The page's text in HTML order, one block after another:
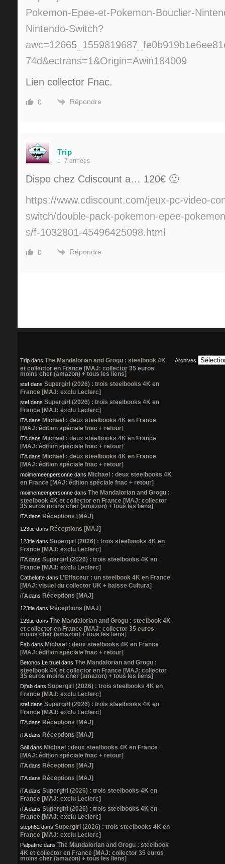
Pokemon-Epee-et-Pokemon-Bouclier-
Nintendo-Switch?
74d&ectrans=1&Origin=Awin184009
Lien collector Fnac.
0 Répondre
Trip
7 années
Dispo chez Cdiscount a… 120€ 🙂
https://www.cdiscount.com/jeux-pc-video-
switch/double-pack-pokemon-epee-
s/f-1032801-45496425098.html
0 Répondre
Trip dans The Mandalorian and Grogu : steelbook 4K
et collector en France [MAJ: collector 35 euros
moins cher (amazon) + tous les liens]
stef dans Supergirl (2026) : trois steelbooks 4K en
France [MAJ: exclu Leclerc]
stef dans Supergirl (2026) : trois steelbooks 4K en
France [MAJ: exclu Leclerc]
iTAdans Michael : deux steelbooks 4K en France
[MAJ: édition spéciale fnac + retour]
iTAdans Michael : deux steelbooks 4K en France
[MAJ: édition spéciale fnac + retour]
iTAdans Michael : deux steelbooks 4K en France
[MAJ: édition spéciale fnac + retour]
moimemeenpersonne dans Michael : deux steelbooks 4K
en France [MAJ: édition spéciale fnac + retour]
moimemeenpersonne dans The Mandalorian and Grogu :
steelbook 4K et collector en France [MAJ: collector
35 euros moins cher (amazon) + tous les liens]
iTAdans Réceptions [MAJ]
123tie dans Réceptions [MAJ]
123tie dans Supergirl (2026) : trois steelbooks 4K en
France [MAJ: exclu Leclerc]
iTAdans Supergirl (2026) : trois steelbooks 4K en
France [MAJ: exclu Leclerc]
Cathelotte dans L’Effaceur : un steelbook 4K en France
[MAJ: visuel du collector UK + baisse Cultura]
iTAdans Réceptions [MAJ]
123tie dans Réceptions [MAJ]
123tie dans The Mandalorian and Grogu : steelbook 4K
et collector en France [MAJ: collector 35 euros
moins cher (amazon) + tous les liens]
Fab dans Michael : deux steelbooks 4K en France
[MAJ: édition spéciale fnac + retour]
Betonos Le truel dans The Mandalorian and Grogu :
steelbook 4K et collector en France [MAJ: collector
35 euros moins cher (amazon) + tous les liens]
Djfab dans Supergirl (2026) : trois steelbooks 4K en
France [MAJ: exclu Leclerc]
stef dans Supergirl (2026) : trois steelbooks 4K en
France [MAJ: exclu Leclerc]
iTAdans Réceptions [MAJ]
iTAdans Réceptions [MAJ]
Soll dans Michael : deux steelbooks 4K en France
[MAJ: édition spéciale fnac + retour]
iTAdans Réceptions [MAJ]
iTAdans Réceptions [MAJ]
iTAdans Supergirl (2026) : trois steelbooks 4K en
France [MAJ: exclu Leclerc]
iTAdans Supergirl (2026) : trois steelbooks 4K en
France [MAJ: exclu Leclerc]
steph62 dans Supergirl (2026) : trois steelbooks 4K en
France [MAJ: exclu Leclerc]
Palpatine dans The Mandalorian and Grogu : steelbook
4K et collector en France [MAJ: collector 35 euros
moins cher (amazon) + tous les liens]
Archives